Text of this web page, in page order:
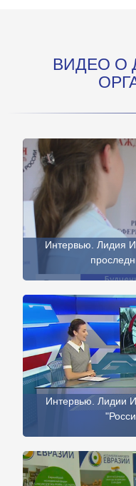
ВИДЕО О
Интервью. Лидия
Интервью. Лидии